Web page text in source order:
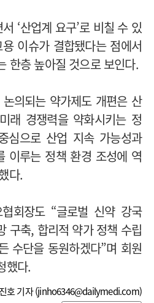
‘산업계 요구’로 비칠 수 있
이슈가 결합됐다는 점에서
한층 높아질 것으로 보인다.
의되는 약가제도 개편은 산
래 경쟁력을 약화시키는 정
심으로 산업 지속 가능성과
이루는 정책 환경 조성에 역
다.
회장도 “글로벌 신약 강국
구축, 합리적 약가 정책 수립
수단을 동원하겠다”며 회원
했다.
호 기자 (jinho6346@dailymedi.com)